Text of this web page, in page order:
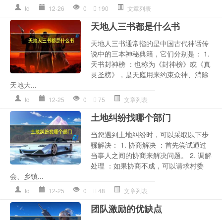
td 12-26 0 190 文章列表
天地人三书都是什么书
天地人三书通常指的是中国古代神话传
说中的三本神秘典籍，它们分别是： 1.
天书封神榜 ：也称为《封神榜》或《真
灵圣榜》，是天庭用来约束众神、消除
天地大...
td 12-25 0 75 文章列表
土地纠纷找哪个部门
当您遇到土地纠纷时，可以采取以下步
骤解决： 1. 协商解决 ：首先尝试通过
当事人之间的协商来解决问题。 2. 调解
处理 ：如果协商不成，可以请求村委
会、乡镇...
td 12-25 0 48 文章列表
团队激励的优缺点